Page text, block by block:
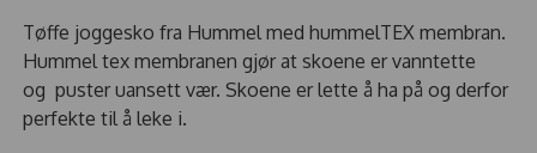
Tøffe joggesko fra Hummel med hummelTEX membran.
Hummel tex membranen gjør at skoene er vanntette
og puster uansett vær. Skoene er lette å ha på og derfor
perfekte til å leke i.